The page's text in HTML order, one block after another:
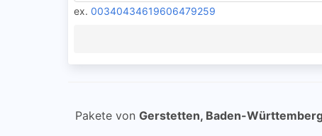
ex. 00340434619606479259
Pakete von Gerstetten, Baden-